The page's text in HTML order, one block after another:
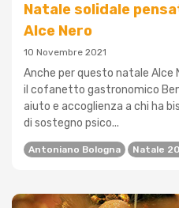
Natale solidale
Alce Nero
10 Novembre 2021
Anche per questo natale Alce
il cofanetto gastronomico
aiuto e accoglienza a chi ha
di sostegno psico...
Antoniano Bologna Natale